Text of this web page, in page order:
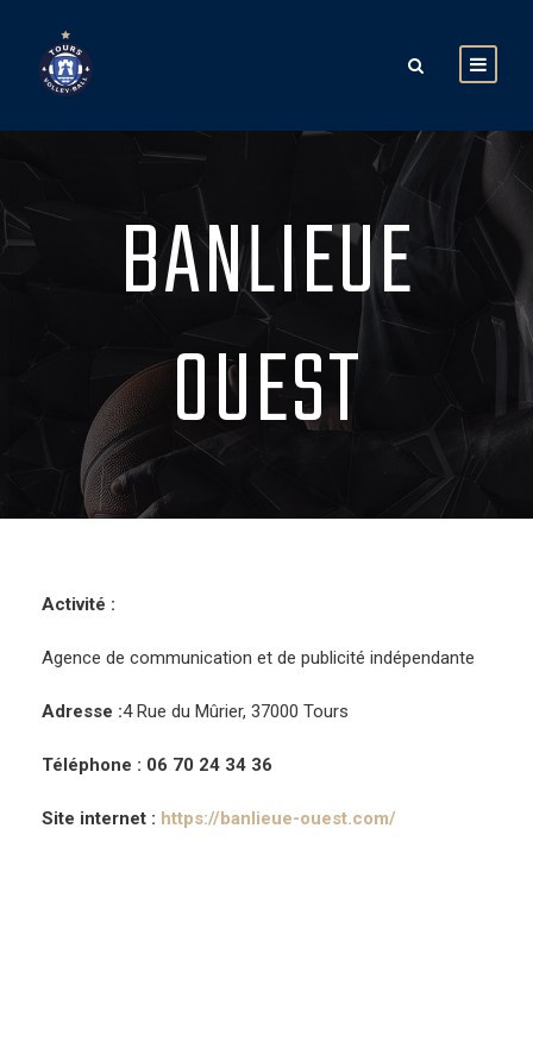
BANLIEUE
OUEST
Activité :
Agence de communication et de publicité indépendante
Adresse :4 Rue du Mûrier, 37000 Tours
Téléphone : 06 70 24 34 36
Site internet : https://banlieue-ouest.com/